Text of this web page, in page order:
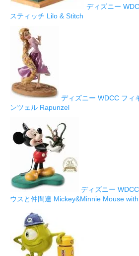
ディズニー
スティッチ Lilo & Stitch
ディズニー WDCC フィ
ンツェル Rapunzel
ディズニー
ウスと仲間達 Mickey&Minnie Mouse